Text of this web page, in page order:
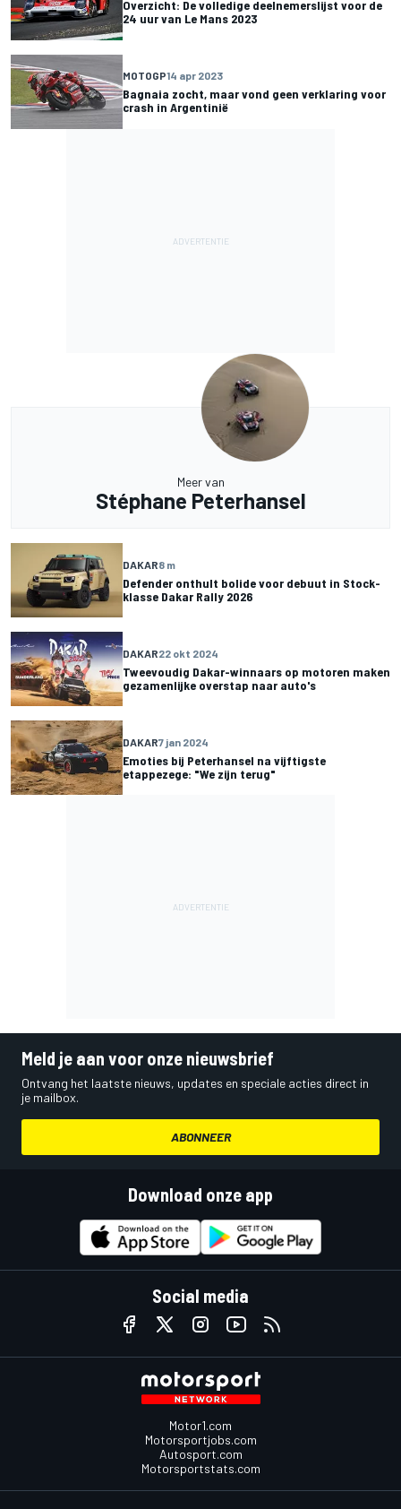
Overzicht: De volledige deelnemerslijst voor de
24 uur van Le Mans 2023
MOTOGP14 apr 2023
Bagnaia zocht, maar vond geen verklaring voor
crash in Argentinië
Meer van
Stéphane Peterhansel
DAKAR8 m
Defender onthult bolide voor debuut in Stock-
klasse Dakar Rally 2026
DAKAR22 okt 2024
Tweevoudig Dakar-winnaars op motoren maken
gezamenlijke overstap naar auto's
DAKAR7 jan 2024
Emoties bij Peterhansel na vijftigste
etappezege: "We zijn terug"
Meld je aan voor onze nieuwsbrief
Ontvang het laatste nieuws, updates en speciale acties direct in
je mailbox.
ABONNEER
Download onze app
Social media
Motor1.com
Motorsportjobs.com
Autosport.com
Motorsportstats.com